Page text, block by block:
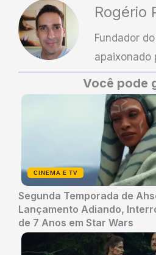
Rogério
Fundador
apaixonado
Você pode
CINEMA E TV
Segunda Temporada de
Lançamento Adiando,
de 7 Anos em Star Wars